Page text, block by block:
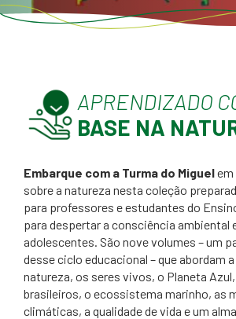
APRENDIZADO
BASE NA
Embarque com a Turma do Miguel
sobre a natureza nesta coleção
para professores e estudantes do
para despertar a consciência ambiental
adolescentes. São nove volumes – um
desse ciclo educacional – que abordam
natureza, os seres vivos, o Planeta
brasileiros, o ecossistema marinho, as
climáticas, a qualidade de vida e um